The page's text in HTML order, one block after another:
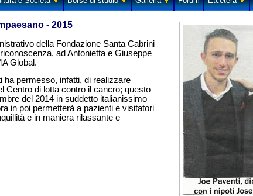
- 2015
della Fondazione Santa Cabrini
ad Antonietta e Giuseppe
Global.
ha permesso, infatti, di realizzare
Centro di lotta contro il cancro; questo
del 2014 in suddetto italianissimo
in poi permetterà a pazienti e visitatori
e in maniera rilassante e